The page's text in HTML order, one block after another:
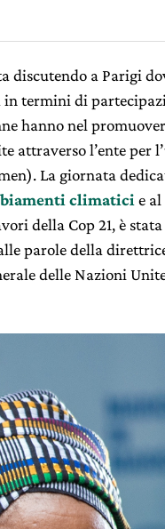
discutendo a Parigi
termini di
hanno nel
attraverso l’ente per
La giornata
climatici e
della Cop 21, è
parole della
delle Nazioni